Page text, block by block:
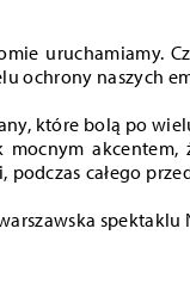
uruchamiamy.
ochrony naszych
które bolą po
akcentem,
całego
spektaklu